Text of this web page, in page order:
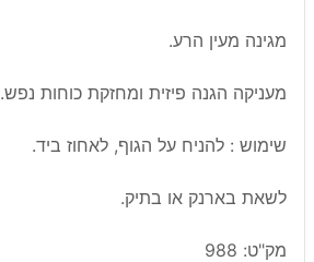
מגינה מעין הרע.
מעניקה הגנה פיזית ומחזקת כוחות נפש.
שימוש : להניח על הגוף, לאחוז ביד.
לשאת בארנק או בתיק.
מק"ט: 988